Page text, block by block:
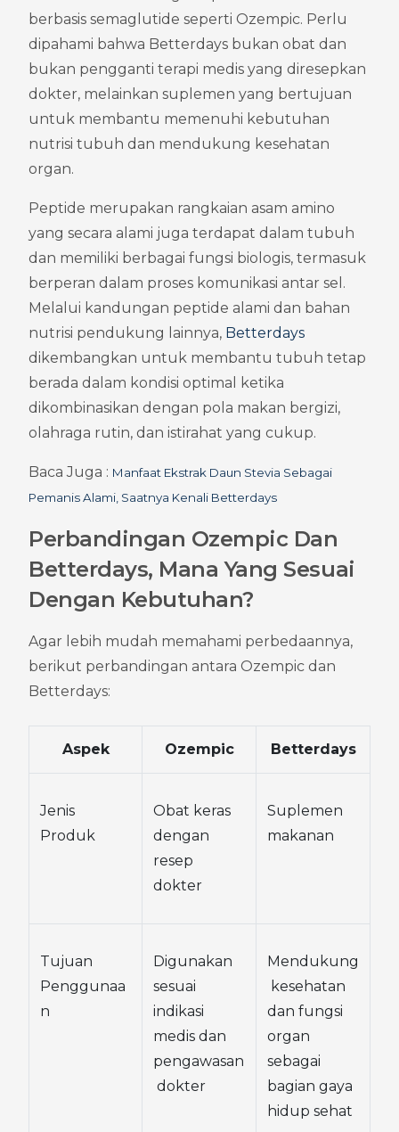
berbasis semaglutide seperti Ozempic. Perlu
dipahami bahwa Betterdays bukan obat dan
bukan pengganti terapi medis yang diresepkan
dokter, melainkan suplemen yang bertujuan
untuk membantu memenuhi kebutuhan
nutrisi tubuh dan mendukung kesehatan
organ.
Peptide merupakan rangkaian asam amino
yang secara alami juga terdapat dalam tubuh
dan memiliki berbagai fungsi biologis, termasuk
berperan dalam proses komunikasi antar sel.
Melalui kandungan peptide alami dan bahan
nutrisi pendukung lainnya, Betterdays
dikembangkan untuk membantu tubuh tetap
berada dalam kondisi optimal ketika
dikombinasikan dengan pola makan bergizi,
olahraga rutin, dan istirahat yang cukup.
Baca Juga : Manfaat Ekstrak Daun Stevia Sebagai
Pemanis Alami, Saatnya Kenali Betterdays
Perbandingan Ozempic Dan
Betterdays, Mana Yang Sesuai
Dengan Kebutuhan?
Agar lebih mudah memahami perbedaannya,
berikut perbandingan antara Ozempic dan
Betterdays:
Aspek Ozempic Betterdays
Jenis
Produk
Obat keras
dengan
resep
dokter
Suplemen
makanan
Tujuan
Penggunaa
n
Digunakan
sesuai
indikasi
medis dan
pengawasan
dokter
Mendukung
kesehatan
dan fungsi
organ
sebagai
bagian gaya
hidup sehat